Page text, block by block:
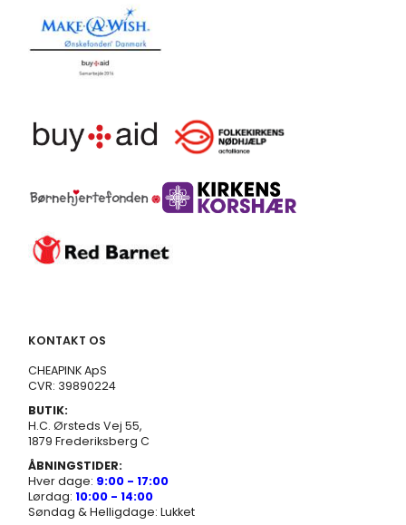
KONTAKT OS
CHEAPINK ApS
CVR: 39890224
BUTIK:
H.C. Ørsteds Vej 55,
1879 Frederiksberg C
ÅBNINGSTIDER:
Hver dage: 9:00 - 17:00
Lørdag: 10:00 - 14:00
Søndag & Helligdage: Lukket